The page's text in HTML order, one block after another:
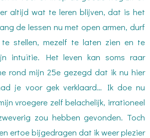
altijd wat te leren blijven, dat is het
de lessen nu met open armen, durf
stellen, mezelf te laten zien en te
intuïtie. Het leven kan soms raar
rond mijn 25e gezegd dat ik nu hier
je voor gek verklaard… Ik doe nu
vroegere zelf belachelijk, irrationeel
zou hebben gevonden. Toch
ertoe bijgedragen dat ik weer plezier